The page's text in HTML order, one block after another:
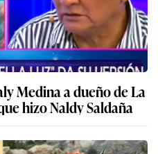
Medina a dueño de La
hizo Naldy Saldaña